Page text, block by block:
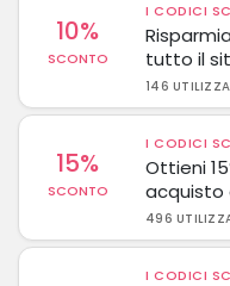
10%
SCONTO
I CODICI
tutto il
146
15%
SCONTO
I CODICI
Ottieni
acquisto
496
I CODICI